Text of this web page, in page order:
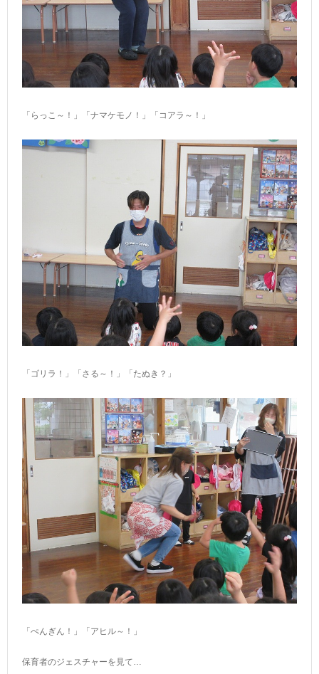
「らっこ～！」「ナマケモノ！」「コアラ～！」
「ゴリラ！」「さる～！」「たぬき？」
「ぺんぎん！」「アヒル～！」
保育者のジェスチャーを見て…